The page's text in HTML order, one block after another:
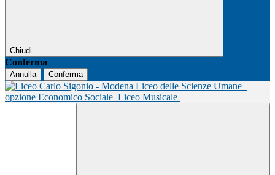
Chiudi
Conferma
Annulla Conferma
Liceo delle Scienze Umane
opzione Economico Sociale Liceo Musicale